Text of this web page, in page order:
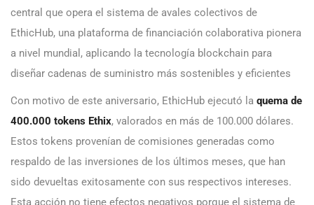
central que opera el sistema de avales colectivos de
EthicHub, una plataforma de financiación colaborativa pionera
a nivel mundial, aplicando la tecnología blockchain para
diseñar cadenas de suministro más sostenibles y eficientes
Con motivo de este aniversario, EthicHub ejecutó la quema de
400.000 tokens Ethix, valorados en más de 100.000 dólares.
Estos tokens provenían de comisiones generadas como
respaldo de las inversiones de los últimos meses, que han
sido devueltas exitosamente con sus respectivos intereses.
Esta acción no tiene efectos negativos porque el sistema de